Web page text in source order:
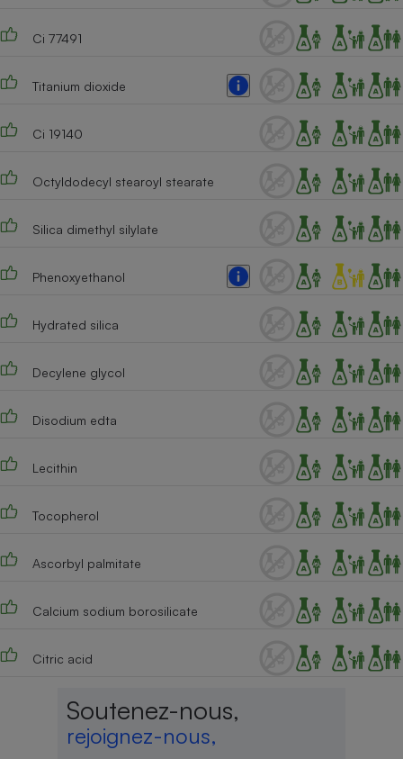
Ci 77491
Titanium dioxide
Ci 19140
Octyldodecyl stearoyl stearate
Silica dimethyl silylate
Phenoxyethanol
Hydrated silica
Decylene glycol
Disodium edta
Lecithin
Tocopherol
Ascorbyl palmitate
Calcium sodium borosilicate
Citric acid
Soutenez-nous,
rejoignez-nous,